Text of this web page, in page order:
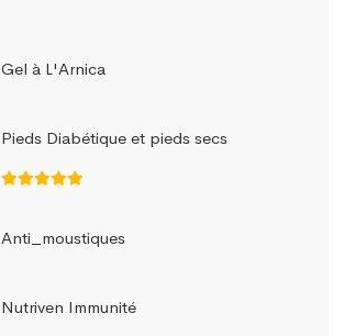
Gel à L'Arnica
Pieds Diabétique et pieds secs
Anti_moustiques
Nutriven Immunité